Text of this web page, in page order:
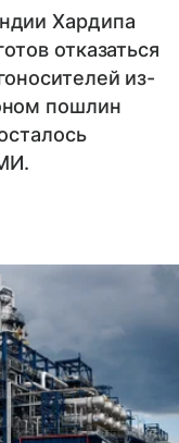
Хардипа
отказаться
из-
пошлин